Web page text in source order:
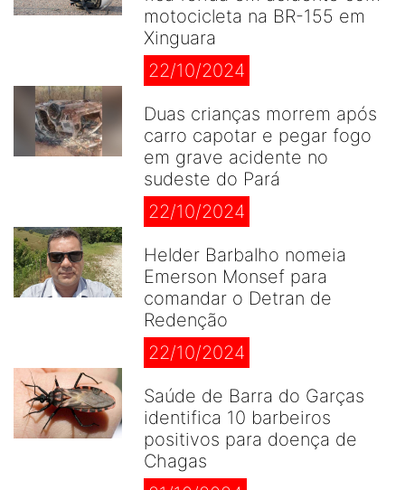
motocicleta na BR-155 em
Xinguara
22/10/2024
Duas crianças morrem após
carro capotar e pegar fogo
em grave acidente no
sudeste do Pará
22/10/2024
Helder Barbalho nomeia
Emerson Monsef para
comandar o Detran de
Redenção
22/10/2024
Saúde de Barra do Garças
identifica 10 barbeiros
positivos para doença de
Chagas